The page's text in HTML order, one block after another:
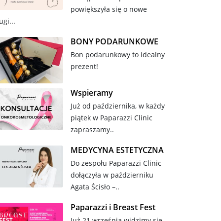
powiększyła się o nowe
BONY PODARUNKOWE
Bon podarunkowy to idealny
prezent!
Wspieramy
Już od października, w każdy
piątek w Paparazzi Clinic
zapraszamy..
MEDYCYNA ESTETYCZNA
Do zespołu Paparazzi Clinic
dołączyła w październiku
Agata Ścisło –..
Paparazzi i Breast Fest